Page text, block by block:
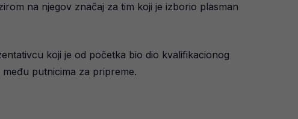
na njegov značaj za tim koji je izborio plasman
koji je od početka bio dio kvalifikacionog
putnicima za pripreme.